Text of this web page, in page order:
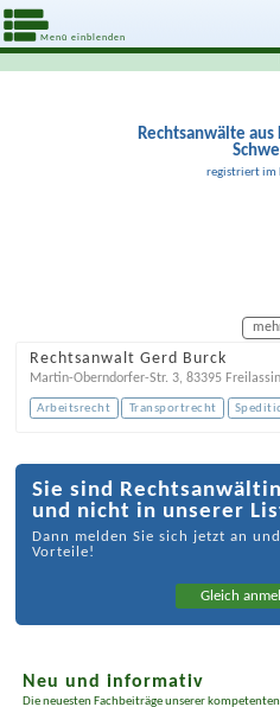
Menü einblenden
Rechtsanwälte
registriert im
Rechtsanwalt Gerd Burck
Martin-Oberndorfer-Str. 3, 83395
Arbeitsrecht Transportrecht
Sie sind
und nicht in unserer
Dann melden Sie sich jetzt an
Vorteile!
Gleich
Neu und informativ
Die neuesten Fachbeiträge unserer